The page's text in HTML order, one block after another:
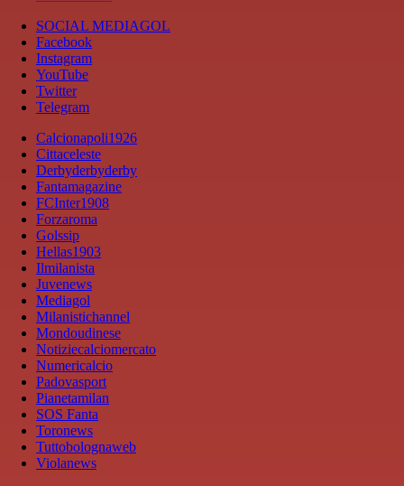
SOCIAL MEDIAGOL
Facebook
Instagram
YouTube
Twitter
Telegram
Calcionapoli1926
Cittaceleste
Derbyderbyderby
Fantamagazine
FCInter1908
Forzaroma
Golssip
Hellas1903
Ilmilanista
Juvenews
Mediagol
Milanistichannel
Mondoudinese
Notiziecalciomercato
Numericalcio
Padovasport
Pianetamilan
SOS Fanta
Toronews
Tuttobolognaweb
Violanews